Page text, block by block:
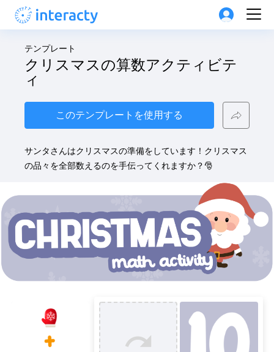
テンプレート
クリスマスの算数アクティビテ
ィ
このテンプレートを使用する
サンタさんはクリスマスの準備をしています！クリスマス
の品々を全部数えるのを手伝ってくれますか？🎅